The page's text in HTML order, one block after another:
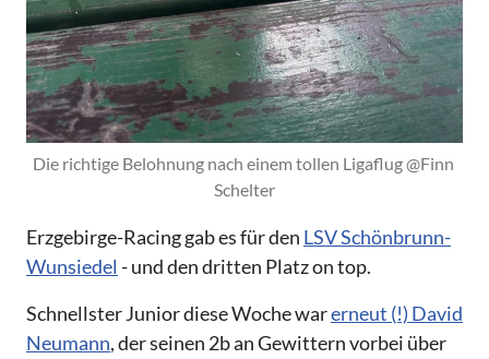
Die richtige Belohnung nach einem tollen Ligaflug @Finn
Schelter
Erzgebirge-Racing gab es für den LSV Schönbrunn-
Wunsiedel - und den dritten Platz on top.
Schnellster Junior diese Woche warerneut (!) David
Neumann, der seinen 2b an Gewittern vorbei über